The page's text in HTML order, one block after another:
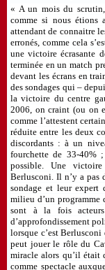
« A un mois du
comme si nous étions
attendant de connaitre
erronés, comme cela
une victoire écrasante
terminée en un match
devant les écrans en
des sondages qui –
la victoire du centre
2006, on craint (ou on
comme l’attestent
réduite entre les deux
discordants : à un
fourchette de 33-40%
possible. Une
Berlusconi. Il n’y a pas
sondage et leur expert
milieu d’un programme
sont à la fois acteurs
d’approfondissement
lorsque c’est
peut jouer le rôle du
miracle alors qu’il était
comme spectacle